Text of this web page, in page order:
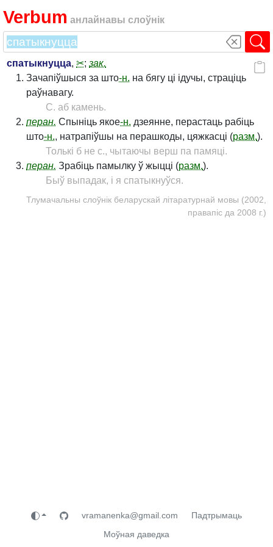
Verbum анлайнавы слоўнік
спатыкнуцца, ✂; зак.
Зачапіўшыся за што-н. на бягу ці ідучы, страціць
раўнавагу.
С. аб камень.
перан. Спыніць якое-н. дзеянне, перастаць рабіць
што-н., натрапіўшы на перашкоды, цяжкасці (разм.).
Толькі б не с., чытаючы верш па памяці.
перан. Зрабіць памылку ў жыцці (разм.).
Быў выпадак, і я спатыкнуўся.
Тлумачальны слоўнік беларускай літаратурнай мовы (2002,
правапіс да 2008 г.)
vramanenka@gmail.com
Падтрымаць
Моўная даведка